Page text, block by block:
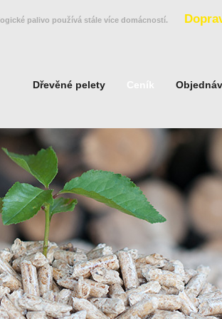
palivo používá stále více domácností.
Dřevěné pelety